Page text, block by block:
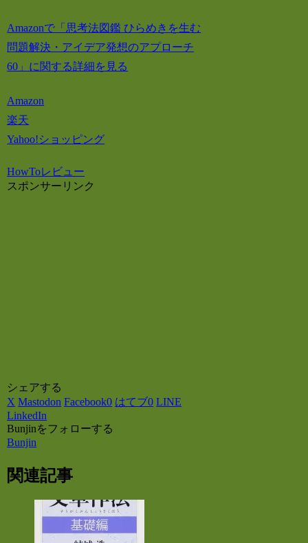
Amazonで「思考法図鑑 ひらめきを生む
問題解決・アイデア発想のアプローチ
60」に関する詳細を見る
Amazon
楽天
Yahoo!ショッピング
HowToレビュー
スポンサーリンク
シェアする
X Mastodon Facebook0 はてブ0 LINE
LinkedIn
Bunjinをフォローする
Bunjin
関連記事